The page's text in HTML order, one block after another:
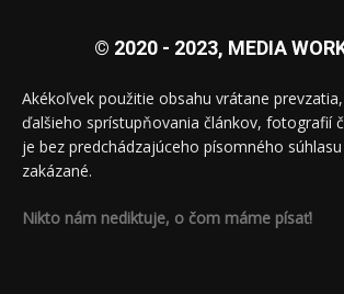
© 2020 - 2023, MEDIA
Akékoľvek použitie obsahu vrátane
ďalšieho sprístupňovania článkov, fotografií
je bez predchádzajúceho písomného
zakázané.
Nikto nám nediktuje, o čom máme písať!